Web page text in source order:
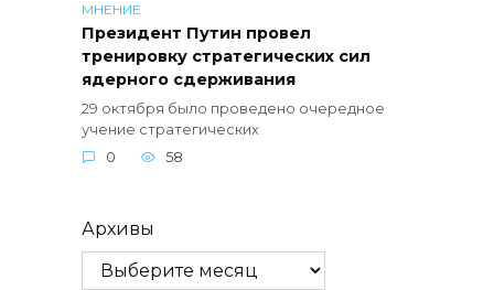
МНЕНИЕ
Президент Путин провел
тренировку стратегических сил
ядерного сдерживания
29 октября было проведено очередное
учение стратегических
0
58
Архивы